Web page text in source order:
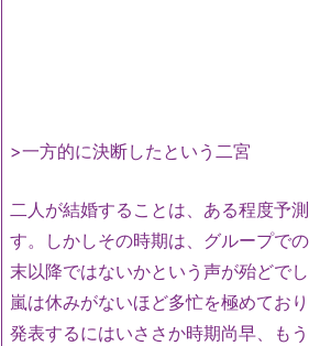
>一方的に決断したという二宮
二人が結婚することは、ある程度予
す。しかしその時期は、グループで
末以降ではないかという声が殆どで
嵐は休みがないほど多忙を極めてお
発表するにはいささか時期尚早、も